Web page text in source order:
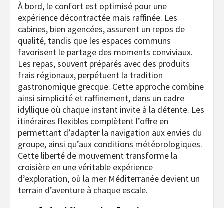
À bord, le confort est optimisé pour une
expérience décontractée mais raffinée. Les
cabines, bien agencées, assurent un repos de
qualité, tandis que les espaces communs
favorisent le partage des moments conviviaux.
Les repas, souvent préparés avec des produits
frais régionaux, perpétuent la tradition
gastronomique grecque. Cette approche combine
ainsi simplicité et raffinement, dans un cadre
idyllique où chaque instant invite à la détente. Les
itinéraires flexibles complètent l’offre en
permettant d’adapter la navigation aux envies du
groupe, ainsi qu’aux conditions météorologiques.
Cette liberté de mouvement transforme la
croisière en une véritable expérience
d’exploration, où la mer Méditerranée devient un
terrain d’aventure à chaque escale.